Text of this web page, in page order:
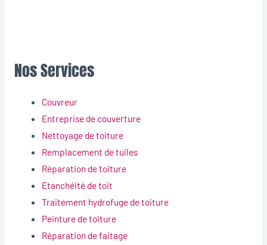
Nos Services
Couvreur
Entreprise de couverture
Nettoyage de toiture
Remplacement de tuiles
Réparation de toiture
Etanchéité de toit
Traitement hydrofuge de toiture
Peinture de toiture
Réparation de faitage